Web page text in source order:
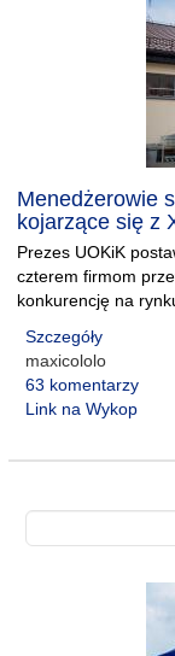
Menedżerowie
kojarzące się z
Prezes UOKiK
czterem firmom
konkurencję na
Szczegóły
maxicololo
63 komentarzy
Link na Wykop